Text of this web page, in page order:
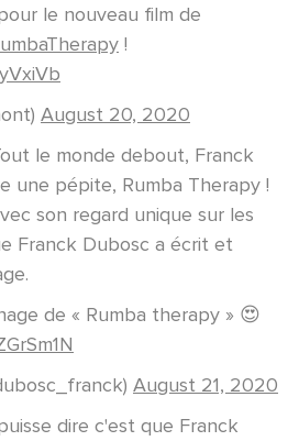
le nouveau film de
!
August 20, 2020
le monde debout, Franck
une pépite, Rumba Therapy !
son regard unique sur les
Franck Dubosc a écrit et
de « Rumba therapy » 😍
August 21, 2020
dire c'est que Franck